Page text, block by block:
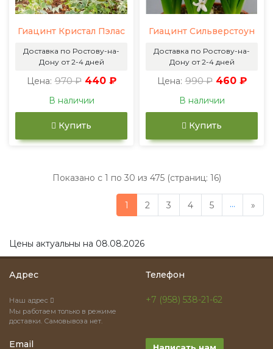
Гиацинт Кристал Пэлас
Доставка по Ростову-на-
Дону от 2-4 дней
Цена: 970 ₽ 440 ₽
В наличии
Купить
Гиацинт Сильверстоун
Доставка по Ростову-на-
Дону от 2-4 дней
Цена: 990 ₽ 460 ₽
В наличии
Купить
Показано с 1 по 30 из 475 (страниц: 16)
1 2 3 4 5 ... »
Цены актуальны на 08.08.2026
Адрес
Наш адрес
Мы работаем только в режиме
доставки. Самовывоза нет.
Телефон
+7 (958) 538-21-62
Email